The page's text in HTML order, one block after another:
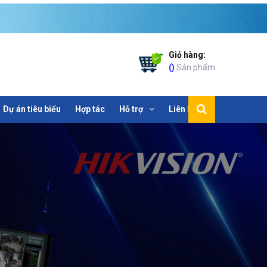
Giỏ hàng:
() Sản phẩm
Dự án tiêu biểu Hợp tác Hỗ trợ Liên hệ